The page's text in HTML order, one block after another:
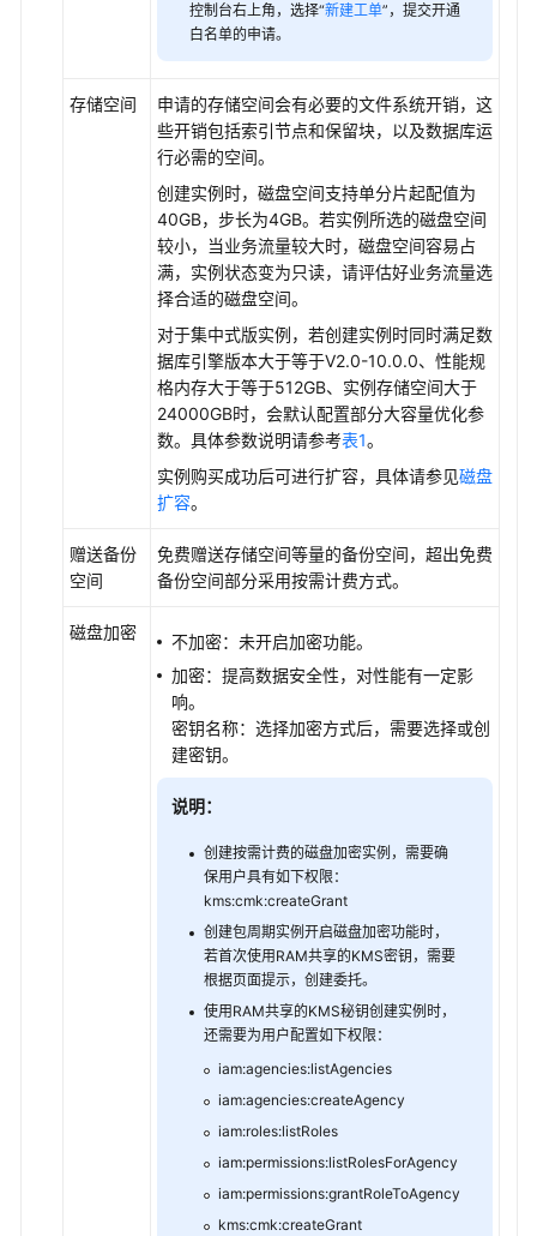
控制台右上角，选择“新建工单”，提交开通
白名单的申请。
存储空间
申请的存储空间会有必要的文件系统开销，这
些开销包括索引节点和保留块，以及数据库运
行必需的空间。
创建实例时，磁盘空间支持单分片起配值为
40GB，步长为4GB。若实例所选的磁盘空间
较小，当业务流量较大时，磁盘空间容易占
满，实例状态变为只读，请评估好业务流量选
择合适的磁盘空间。
对于集中式版实例，若创建实例时同时满足数
据库引擎版本大于等于V2.0-10.0.0、性能规
格内存大于等于512GB、实例存储空间大于
24000GB时，会默认配置部分大容量优化参
数。具体参数说明请参考表1。
实例购买成功后可进行扩容，具体请参见磁盘
扩容。
赠送备份
空间
免费赠送存储空间等量的备份空间，超出免费
备份空间部分采用按需计费方式。
磁盘加密
不加密：未开启加密功能。
加密：提高数据安全性，对性能有一定影
响。
密钥名称：选择加密方式后，需要选择或创
建密钥。
说明：
创建按需计费的磁盘加密实例，需要确
保用户具有如下权限：
kms:cmk:createGrant
创建包周期实例开启磁盘加密功能时，
若首次使用RAM共享的KMS密钥，需要
根据页面提示，创建委托。
使用RAM共享的KMS秘钥创建实例时，
还需要为用户配置如下权限：
iam:agencies:listAgencies
iam:agencies:createAgency
iam:roles:listRoles
iam:permissions:listRolesForAgency
iam:permissions:grantRoleToAgency
kms:cmk:createGrant